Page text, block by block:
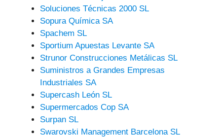
Soluciones Técnicas 2000 SL
Sopura Química SA
Spachem SL
Sportium Apuestas Levante SA
Strunor Construcciones Metálicas SL
Suministros a Grandes Empresas
Industriales SA
Supercash León SL
Supermercados Cop SA
Surpan SL
Swarovski Management Barcelona SL